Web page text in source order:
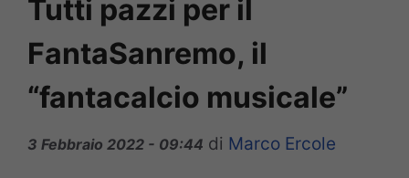
Tutti pazzi per il
FantaSanremo, il
“fantacalcio musicale”
3 Febbraio 2022 - 09:44 di Marco Ercole